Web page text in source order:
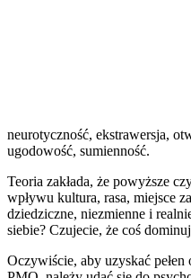
neurotyczność, ekstrawersja,
ugodowość, sumienność.
Teoria zakłada, że powyższe
wpływu kultura, rasa, miejsce
dziedziczne, niezmienne i
siebie? Czujecie, że coś
Oczywiście, aby uzyskać